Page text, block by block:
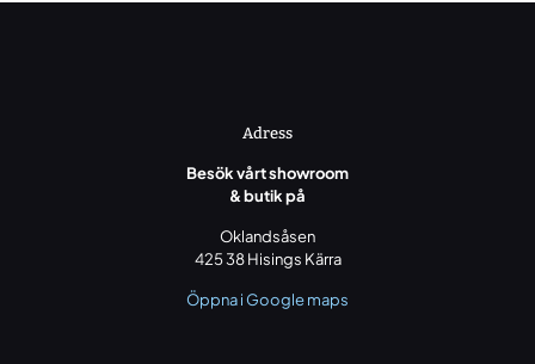
Adress
Besök vårt showroom
& butik på
Oklandsåsen
425 38 Hisings Kärra
Öppna i Google maps